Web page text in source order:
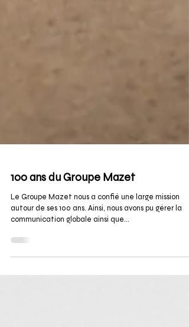
100 ans du Groupe Mazet
Le Groupe Mazet nous a confié une large mission
autour de ses 100 ans. Ainsi, nous avons pu gérer la